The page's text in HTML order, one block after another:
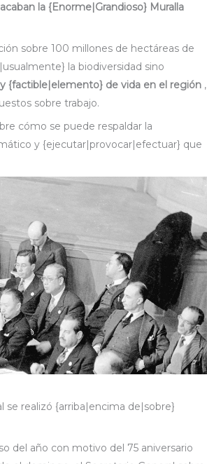
la {Enorme|Grandioso} Muralla
sobre 100 millones de hectáreas de
la biodiversidad sino
{factible|elemento} de vida en el región ,
sobre trabajo.
cómo se puede respaldar la
y {ejecutar|provocar|efectuar} que
se realizó {arriba|encima de|sobre}
del año con motivo del 75 aniversario